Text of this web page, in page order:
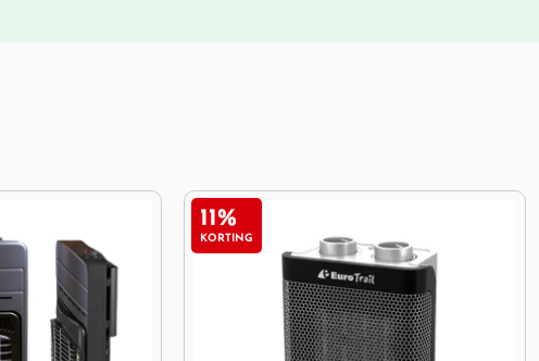
25%
KORTING